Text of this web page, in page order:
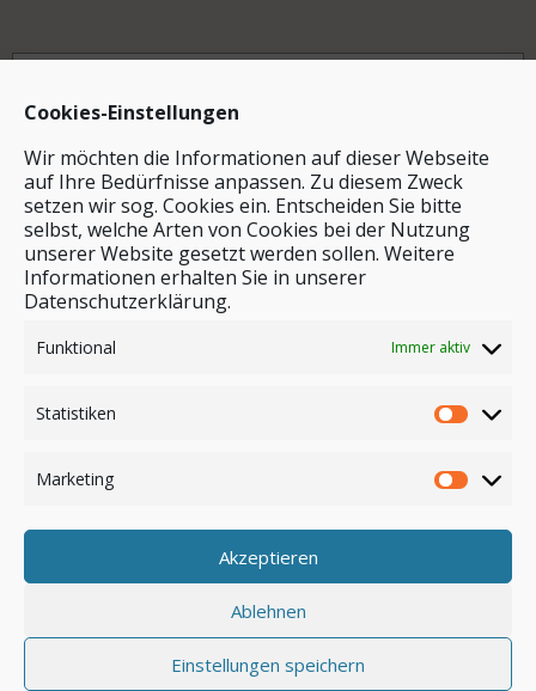
Cookies-Einstellungen
Wir möchten die Informationen auf dieser Webseite
auf Ihre Bedürfnisse anpassen. Zu diesem Zweck
setzen wir sog. Cookies ein. Entscheiden Sie bitte
selbst, welche Arten von Cookies bei der Nutzung
unserer Website gesetzt werden sollen. Weitere
Informationen erhalten Sie in unserer
Datenschutzerklärung.
Funktional Immer aktiv
Statistiken
Marketing
Akzeptieren
Ablehnen
Einstellungen speichern
Archiv
Stichwortsuche
Anmelden